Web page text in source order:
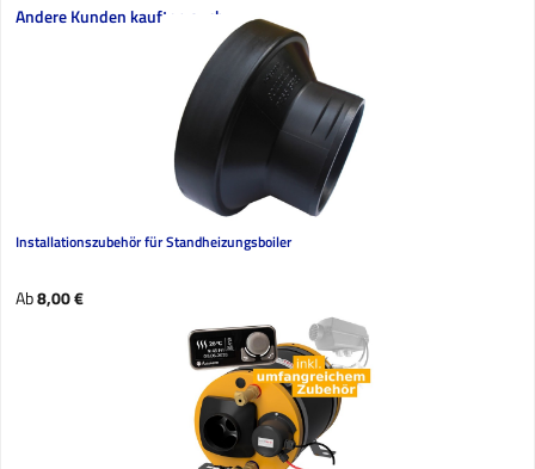
Produktgalerie überspringen
Andere Kunden kauften auch
Installationszubehör für Standheizungsboiler
Regulärer Preis:
Ab8,00 €